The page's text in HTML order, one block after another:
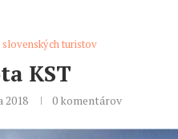
slovenských turistov
KST
2018 0 komentárov